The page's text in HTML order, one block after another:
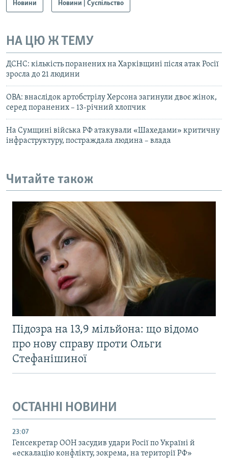
Новини Новини | Суспільство
НА ЦЮ Ж ТЕМУ
ДСНС: кількість поранених на Харківщині після атак Росії
зросла до 21 людини
ОВА: внаслідок артобстрілу Херсона загинули двоє жінок,
серед поранених – 13-річний хлопчик
На Сумщині війська РФ атакували «Шахедами» критичну
інфраструктуру, постраждала людина – влада
Читайте також
Підозра на 13,9 мільйона: що відомо
про нову справу проти Ольги
Стефанішиної
ОСТАННІ НОВИНИ
23:07
Генсекретар ООН засудив удари Росії по Україні й
«ескалацію конфлікту, зокрема, на території РФ»